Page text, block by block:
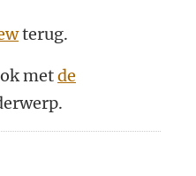
terug.
metde
Mastodon